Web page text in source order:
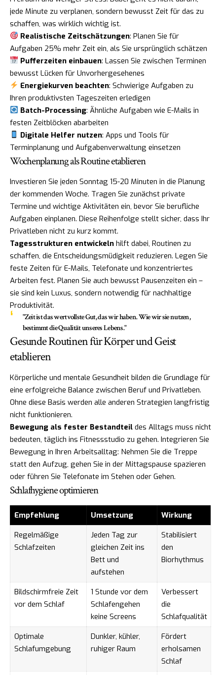
jede Minute zu verplanen, sondern bewusst Zeit für das zu
schaffen, was wirklich wichtig ist.
Realistische Zeitschätzungen: Planen Sie für
Aufgaben 25% mehr Zeit ein, als Sie ursprünglich schätzen
Pufferzeiten einbauen: Lassen Sie zwischen Terminen
bewusst Lücken für Unvorhergesehenes
Energiekurven beachten: Schwierige Aufgaben zu
Ihren produktivsten Tageszeiten erledigen
Batch-Processing: Ähnliche Aufgaben wie E-Mails in
festen Zeitblöcken abarbeiten
Digitale Helfer nutzen: Apps und Tools für
Terminplanung und Aufgabenverwaltung einsetzen
Wochenplanung als Routine etablieren
Investieren Sie jeden Sonntag 15-20 Minuten in die Planung
der kommenden Woche. Tragen Sie zunächst private
Termine und wichtige Aktivitäten ein, bevor Sie berufliche
Aufgaben einplanen. Diese Reihenfolge stellt sicher, dass Ihr
Privatleben nicht zu kurz kommt.
Tagesstrukturen entwickeln hilft dabei, Routinen zu
schaffen, die Entscheidungsmüdigkeit reduzieren. Legen Sie
feste Zeiten für E-Mails, Telefonate und konzentriertes
Arbeiten fest. Planen Sie auch bewusst Pausenzeiten ein –
sie sind kein Luxus, sondern notwendig für nachhaltige
Produktivität.
"Zeit ist das wertvollste Gut, das wir haben. Wie wir sie nutzen,
bestimmt die Qualität unseres Lebens."
Gesunde Routinen für Körper und Geist
etablieren
Körperliche und mentale Gesundheit bilden die Grundlage für
eine erfolgreiche Balance zwischen Beruf und Privatleben.
Ohne diese Basis werden alle anderen Strategien langfristig
nicht funktionieren.
Bewegung als fester Bestandteil des Alltags muss nicht
bedeuten, täglich ins Fitnessstudio zu gehen. Integrieren Sie
Bewegung in Ihren Arbeitsalltag: Nehmen Sie die Treppe
statt den Aufzug, gehen Sie in der Mittagspause spazieren
oder führen Sie Telefonate im Stehen oder Gehen.
Schlafhygiene optimieren
Empfehlung Umsetzung
Wirkung
Regelmäßige
Schlafzeiten
Jeden Tag zur
gleichen Zeit ins
Bett und
aufstehen
Stabilisiert
den
Biorhythmus
Bildschirmfreie Zeit
vor dem Schlaf
1 Stunde vor dem
Schlafengehen
keine Screens
Verbessert
die
Schlafqualität
Optimale
Schlafumgebung
Dunkler, kühler,
ruhiger Raum
Fördert
erholsamen
Schlaf